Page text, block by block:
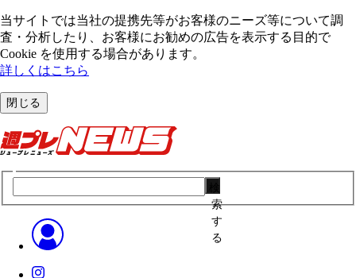
当サイトでは当社の提携先等がお客様のニーズ等について調
査・分析したり、お客様にお勧めの広告を表⽰する⽬的で
Cookie を使⽤する場合があります。
詳しくはこちら
閉じる
索
す
る